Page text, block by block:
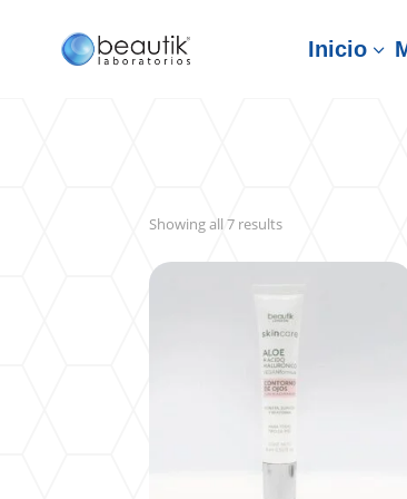
Inicio3
Showing all 7 resultsSorted